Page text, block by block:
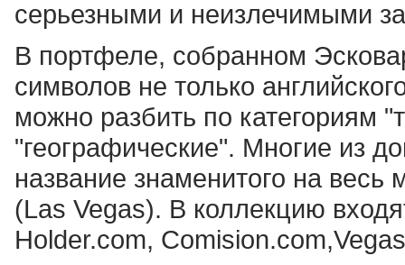
серьезными и неизлечимыми
В портфеле, собранном
символов не только
можно разбить по категориям
"географические". Многие из
название знаменитого на весь
(Las Vegas). В коллекцию
Holder.com,